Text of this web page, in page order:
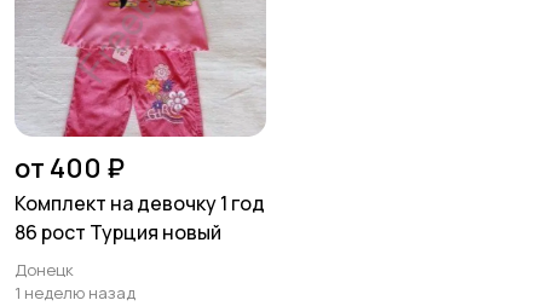
Радио- и видеоняни
Товары для учебы
от 400 ₽
Комплект на девочку 1 год
86 рост Турция новый
Донецк
1 неделю назад